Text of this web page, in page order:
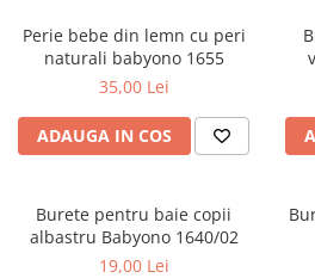
Triciclete
Jucarii de plus
Articole hranire bebelusi
Cani, pahare si accesorii bebe
Incalzitoare si termosuri bebe
Perie bebe din lemn cu peri
naturali babyono 1655
35,00 Lei
ADAUGA IN COS
Burete pentru baie copii
albastru Babyono 1640/02
19,00 Lei